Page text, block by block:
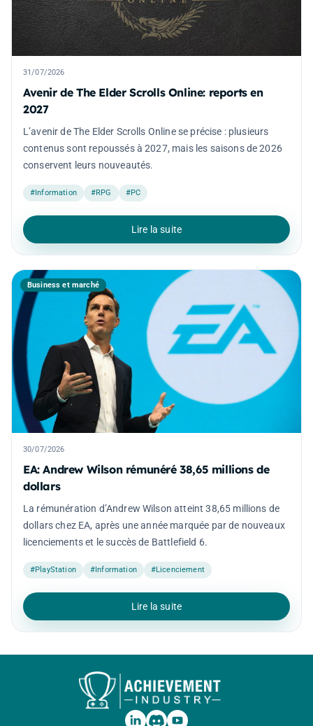
31/07/2026
Avenir de The Elder Scrolls Online: reports en
2027
L’avenir de The Elder Scrolls Online se précise : plusieurs
contenus sont repoussés à 2027, mais les saisons de 2026
conservent leurs nouveautés.
#Information #RPG #PC
Lire la suite
Business et marché
30/07/2026
EA: Andrew Wilson rémunéré 38,65 millions de
dollars
La rémunération d’Andrew Wilson atteint 38,65 millions de
dollars chez EA, après une année marquée par de nouveaux
licenciements et le succès de Battlefield 6.
#PlayStation #Information #Licenciement
Lire la suite